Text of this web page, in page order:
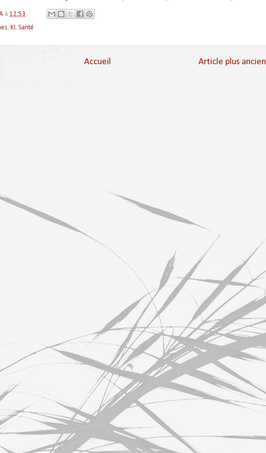
à 12:53
, KI , Santé
Article plus ancien
Accueil